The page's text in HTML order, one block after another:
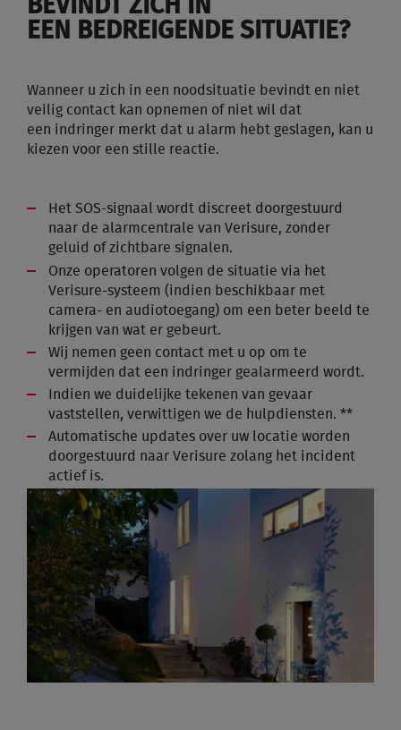
BEVINDT ZICH IN
EEN BEDREIGENDE SITUATIE?
Wanneer u zich in een noodsituatie bevindt en niet
veilig contact kan opnemen of niet wil dat
een indringer merkt dat u alarm hebt geslagen, kan u
kiezen voor een stille reactie.
Het SOS-signaal wordt discreet doorgestuurd
naar de alarmcentrale van Verisure, zonder
geluid of zichtbare signalen.
Onze operatoren volgen de situatie via het
Verisure-systeem (indien beschikbaar met
camera- en audiotoegang) om een beter beeld te
krijgen van wat er gebeurt.
Wij nemen geen contact met u op om te
vermijden dat een indringer gealarmeerd wordt.
Indien we duidelijke tekenen van gevaar
vaststellen, verwittigen we de hulpdiensten. **
Automatische updates over uw locatie worden
doorgestuurd naar Verisure zolang het incident
actief is.